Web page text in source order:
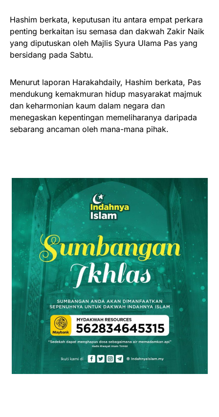
Hashim berkata, keputusan itu antara empat perkara
penting berkaitan isu semasa dan dakwah Zakir Naik
yang diputuskan oleh Majlis Syura Ulama Pas yang
bersidang pada Sabtu.
Menurut laporan Harakahdaily, Hashim berkata, Pas
mendukung kemakmuran hidup masyarakat majmuk
dan keharmonian kaum dalam negara dan
menegaskan kepentingan memeliharanya daripada
sebarang ancaman oleh mana-mana pihak.